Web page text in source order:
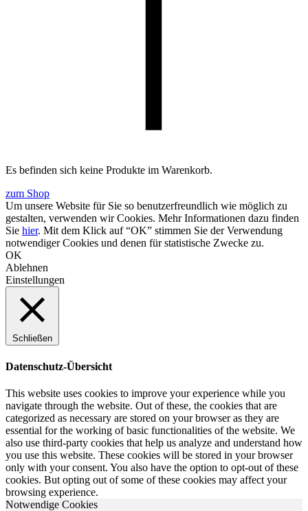
Es befinden sich keine Produkte im Warenkorb.
zum Shop
Um unsere Website für Sie so benutzerfreundlich wie möglich zu
gestalten, verwenden wir Cookies. Mehr Informationen dazu finden
Sie hier. Mit dem Klick auf “OK” stimmen Sie der Verwendung
notwendiger Cookies und denen für statistische Zwecke zu.
OK
Ablehnen
Einstellungen
Schließen
Datenschutz-Übersicht
This website uses cookies to improve your experience while you
navigate through the website. Out of these, the cookies that are
categorized as necessary are stored on your browser as they are
essential for the working of basic functionalities of the website. We
also use third-party cookies that help us analyze and understand how
you use this website. These cookies will be stored in your browser
only with your consent. You also have the option to opt-out of these
cookies. But opting out of some of these cookies may affect your
browsing experience.
Notwendige Cookies